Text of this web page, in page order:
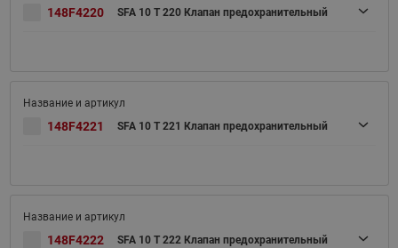
148F4220 SFA 10 T 220 Клапан предохранительный
148F4221 SFA 10 T 221 Клапан предохранительный
148F4222 SFA 10 T 222 Клапан предохранительный